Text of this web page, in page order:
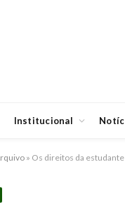
Institucional
» Os direitos da